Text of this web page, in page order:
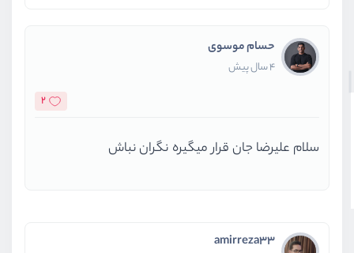
حسام موسوی
4 سال پیش
2
سلام علیرضا جان قرار میگیره نگران نباش
amirreza33